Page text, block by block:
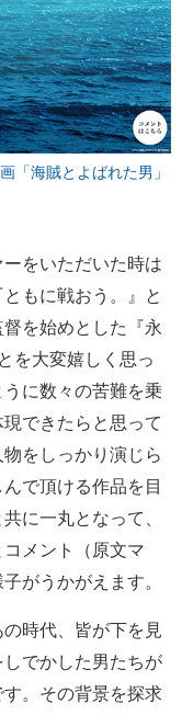
「海賊とよばれた男」
をいただいた時は
もに戦おう。』と
を始めとした『永
を大変嬉しく思っ
に数々の苦難を乗
できたらと思って
をしっかり演じら
で頂ける作品を目
に一丸となって、
メント（原文マ
がうかがえます。
時代、皆が下を見
でかした男たちが
。その背景を探求